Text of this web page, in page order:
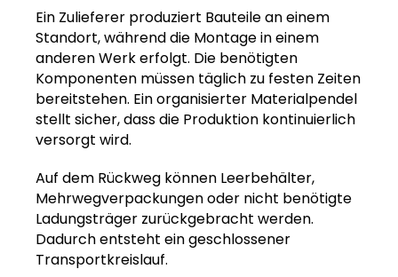
Ein Zulieferer produziert Bauteile an einem
Standort, während die Montage in einem
anderen Werk erfolgt. Die benötigten
Komponenten müssen täglich zu festen Zeiten
bereitstehen. Ein organisierter Materialpendel
stellt sicher, dass die Produktion kontinuierlich
versorgt wird.
Auf dem Rückweg können Leerbehälter,
Mehrwegverpackungen oder nicht benötigte
Ladungsträger zurückgebracht werden.
Dadurch entsteht ein geschlossener
Transportkreislauf.